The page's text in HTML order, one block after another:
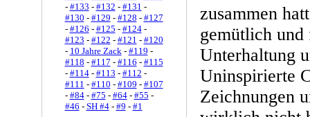
- #133 - #132 - #131 -
#130 - #129 - #128 - #127
- #126 - #125 - #124-
#123 - #122 - #121 - #120
- 10 Jahre Zack- #119 -
#118 - #117 - #116 - #115
- #114- #113 - #112 -
#111 - #110 - #109 - #107
- #84- #75 - #64- #55 -
#46 - SH #4- #9 - #1
zusammen
gemütlich
Unterhaltung
Uninspirierte
Zeichnungen